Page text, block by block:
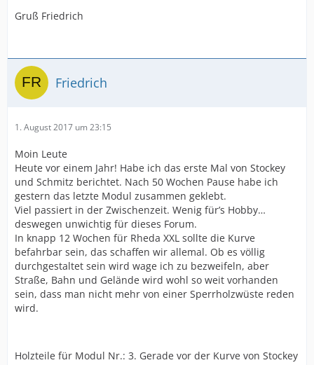
Gruß Friedrich
Friedrich
1. August 2017 um 23:15
Moin Leute
Heute vor einem Jahr! Habe ich das erste Mal von Stockey
und Schmitz berichtet. Nach 50 Wochen Pause habe ich
gestern das letzte Modul zusammen geklebt.
Viel passiert in der Zwischenzeit. Wenig für’s Hobby…
deswegen unwichtig für dieses Forum.
In knapp 12 Wochen für Rheda XXL sollte die Kurve
befahrbar sein, das schaffen wir allemal. Ob es völlig
durchgestaltet sein wird wage ich zu bezweifeln, aber
Straße, Bahn und Gelände wird wohl so weit vorhanden
sein, dass man nicht mehr von einer Sperrholzwüste reden
wird.
Holzteile für Modul Nr.: 3. Gerade vor der Kurve von Stockey